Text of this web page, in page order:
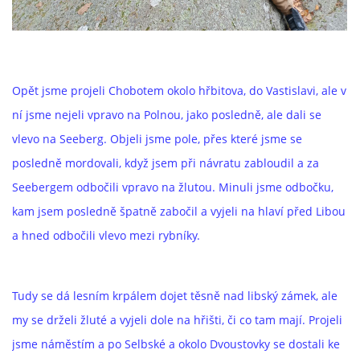
Opět jsme projeli Chobotem okolo hřbitova, do Vastislavi, ale v
ní jsme nejeli vpravo na Polnou, jako posledně, ale dali se
vlevo na Seeberg. Objeli jsme pole, přes které jsme se
posledně mordovali, když jsem při návratu zabloudil a za
Seebergem odbočili vpravo na žlutou. Minuli jsme odbočku,
kam jsem posledně špatně zabočil a vyjeli na hlaví před Libou
a hned odbočili vlevo mezi rybníky.
Tudy se dá lesním krpálem dojet těsně nad libský zámek, ale
my se drželi žluté a vyjeli dole na hřišti, či co tam mají. Projeli
jsme náměstím a po Selbské a okolo Dvoustovky se dostali ke